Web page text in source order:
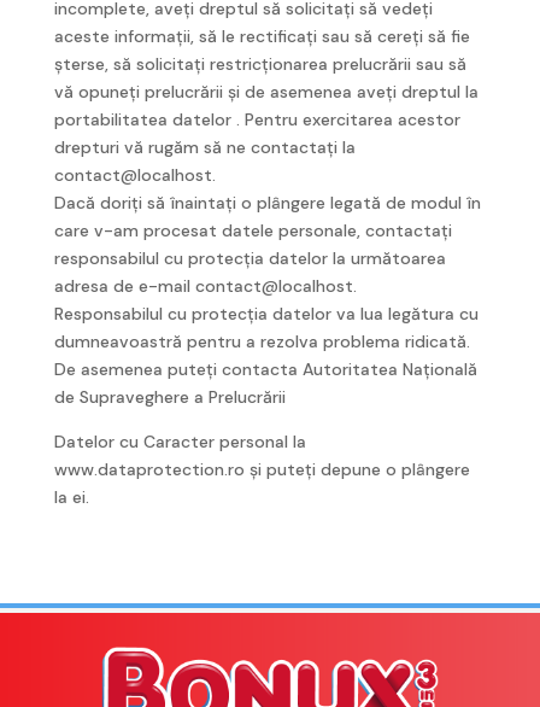
incomplete, aveți dreptul să solicitați să vedeți
aceste informații, să le rectificați sau să cereți să fie
șterse, să solicitați restricționarea prelucrării sau să
vă opuneți prelucrării și de asemenea aveți dreptul la
portabilitatea datelor . Pentru exercitarea acestor
drepturi vă rugăm să ne contactați la
contact@localhost.
Dacă doriți să înaintați o plângere legată de modul în
care v-am procesat datele personale, contactați
responsabilul cu protecția datelor la următoarea
adresa de e-mail contact@localhost.
Responsabilul cu protecția datelor va lua legătura cu
dumneavoastră pentru a rezolva problema ridicată.
De asemenea puteți contacta Autoritatea Națională
de Supraveghere a Prelucrării
Datelor cu Caracter personal la
www.dataprotection.ro și puteți depune o plângere
la ei.